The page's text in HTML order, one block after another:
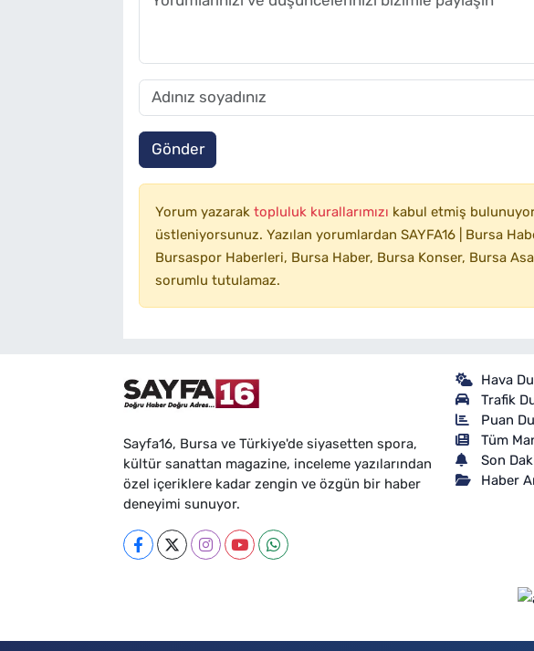
Gönder
Yorum yazarak topluluk kurallarımızı kabul etmiş
üstleniyorsunuz. Yazılan yorumlardan SAYFA16 | Bursa
Bursaspor Haberleri, Bursa Haber, Bursa Konser, Bursa
sorumlu tutulamaz.
Sayfa16, Bursa ve Türkiye'de siyasetten spora,
kültür sanattan magazine, inceleme yazılarından
özel içeriklere kadar zengin ve özgün bir haber
deneyimi sunuyor.
Hava
Trafik
Puan
Tüm
Son
Haber